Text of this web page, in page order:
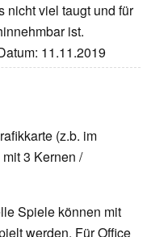
nicht viel taugt und für
ist.
11.11.2019
(z.b. im
3 Kernen /
Spiele können mit
werden. Für Office